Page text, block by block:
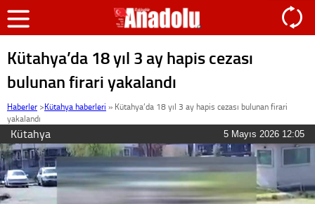
Kütahya’da 18 yıl 3 ay hapis cezası
bulunan firari yakalandı
Haberler >Kütahya haberleri » Kütahya’da 18 yıl 3 ay hapis cezası bulunan firari
yakalandı
Kütahya 5 Mayıs 2026 12:05